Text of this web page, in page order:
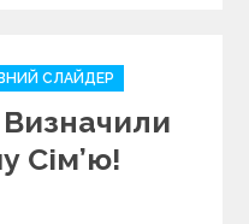
СЛАЙДЕР
Сім’ю!